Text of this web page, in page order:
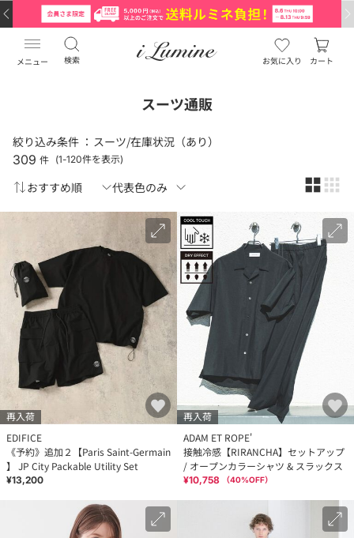
メニュー 検索 お気に入り カート
スーツ通販
絞り込み条件 ： スーツ/在庫状況（あり）
309 件 (1-120件を表示)
再入荷
EDIFICE
《予約》追加２【Paris Saint-Germain
】 JP City Packable Utility Set
¥13,200
再入荷
ADAM ET ROPE'
接触冷感【RIRANCHA】セットアップ
/ オープンカラーシャツ & スラックス
¥10,758 （40%OFF）